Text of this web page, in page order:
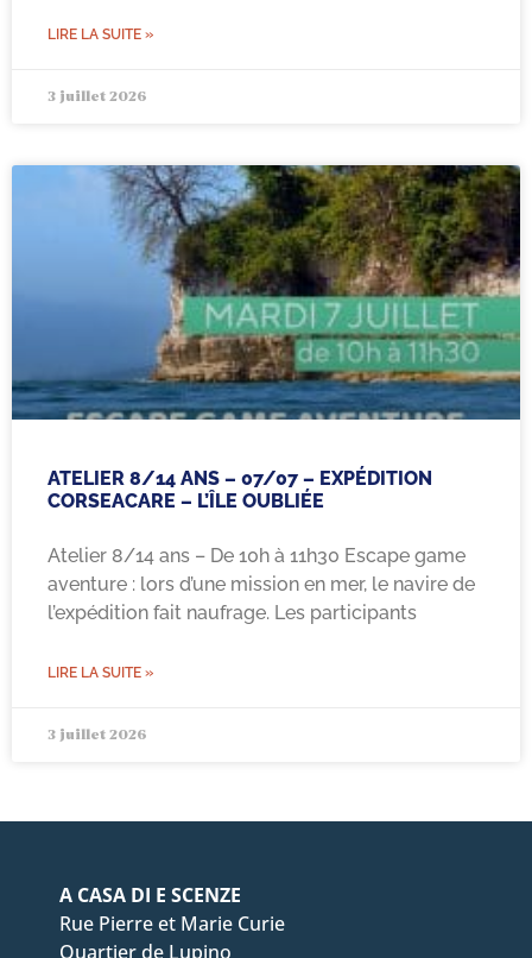
LIRE LA SUITE »
3 juillet 2026
ATELIER 8/14 ANS – 07/07 – EXPÉDITION
CORSEACARE – L’ÎLE OUBLIÉE
Atelier 8/14 ans – De 10h à 11h30 Escape game
aventure : lors d’une mission en mer, le navire de
l’expédition fait naufrage. Les participants
LIRE LA SUITE »
3 juillet 2026
A CASA DI E SCENZE
Rue Pierre et Marie Curie
Quartier de Lupino